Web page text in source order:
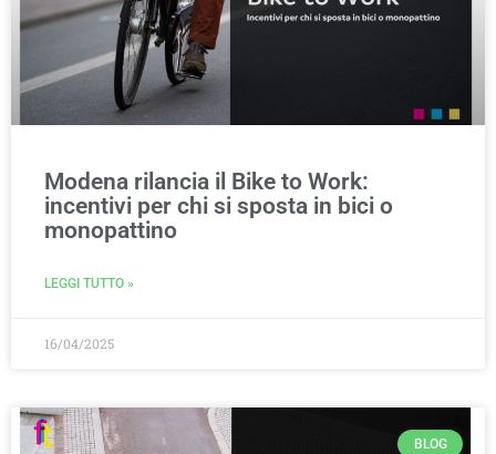
Modena rilancia il Bike to Work:
incentivi per chi si sposta in bici o
monopattino
LEGGI TUTTO »
16/04/2025
BLOG